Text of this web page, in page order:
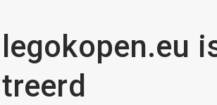
legokopen.eu
treerd